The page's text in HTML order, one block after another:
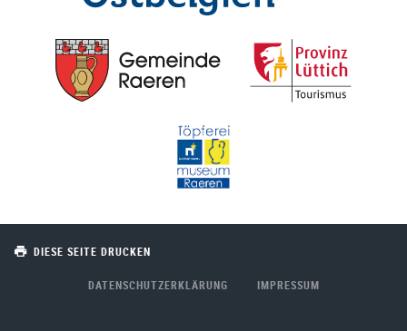
DATENSCHUTZERKLÄRUNG IMPRESSUM
DIESE SEITE DRUCKEN